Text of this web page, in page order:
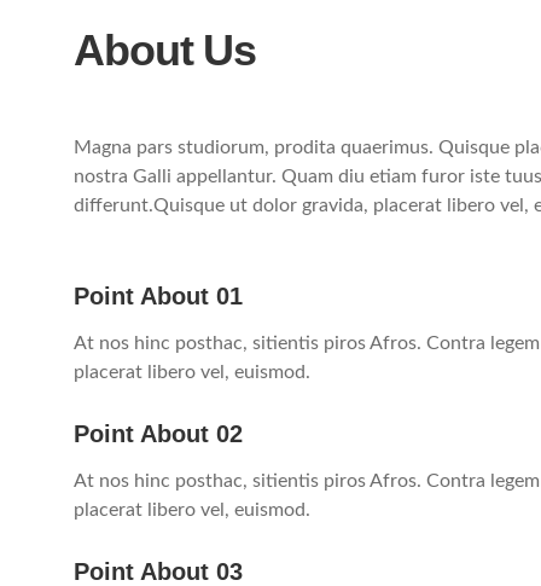
About Us
Magna pars studiorum, prodita quaerimus. Quisque
nostra Galli appellantur. Quam diu etiam furor iste
differunt.Quisque ut dolor gravida, placerat libero vel,
Point About 01
At nos hinc posthac, sitientis piros Afros. Contra
placerat libero vel, euismod.
Point About 02
At nos hinc posthac, sitientis piros Afros. Contra
placerat libero vel, euismod.
Point About 03